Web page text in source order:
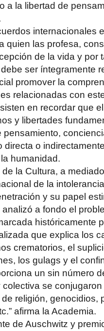
a la libertad de
internacionales
quien las profesa,
de la vida y por
ser íntegramente
promover la
relacionadas con
en recordar que
y libertades
pensamiento,
directa o
humanidad.
la Cultura, a
de la
y su papel
a fondo el
históricamente
que explica los
crematorios, el
los gulags y el
un sin número
se
religión, genocidios,
afirma la Academia.
de Auschwitz y